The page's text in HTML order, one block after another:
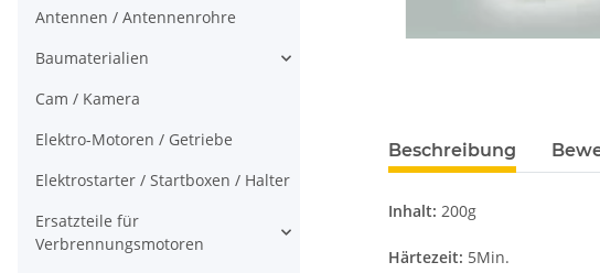
Beschreibung
Inhalt: 200g
Härtezeit: 5Min.
Antennen / Antennenrohre
Baumaterialien
Cam / Kamera
Elektro-Motoren / Getriebe
Elektrostarter / Startboxen / Halter
Ersatzteile für
Verbrennungsmotoren